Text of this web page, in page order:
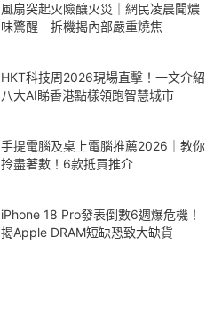
風扇突起火險釀火災｜網民凌晨聞燶
味驚醒 拆機揭內部嚴重燒焦
HKT科技周2026現場直擊！一文介紹
八大AI睇香港點樣領跑智慧城市
手提電腦及桌上電腦推薦2026｜教你
拎盡著數！6款抵買推介
iPhone 18 Pro發表倒數6週爆危機！
揭Apple DRAM短缺恐致大缺貨